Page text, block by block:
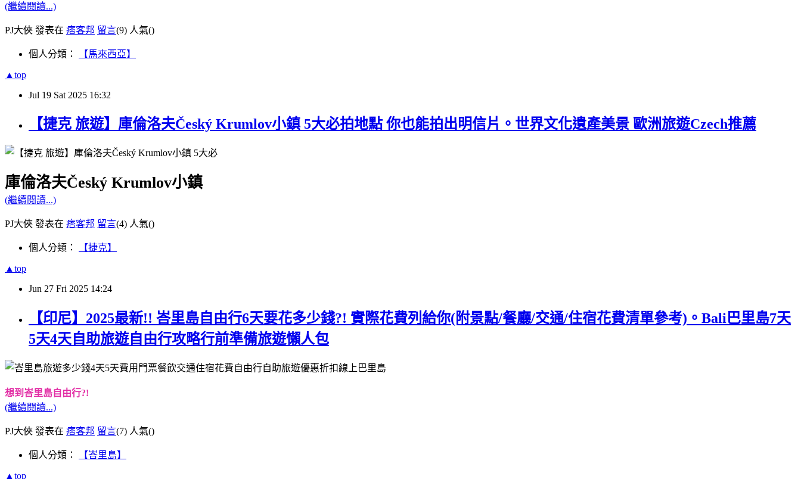
(繼續閱讀...)
PJ大俠 發表在 痞客邦 留言(9) 人氣()
個人分類： 【馬來西亞】
▲top
Jul 19 Sat 2025 16:32
【捷克 旅遊】庫倫洛夫Český Krumlov小鎮 5大必拍地點 你也能拍出明信片。世界文化遺產美景 歐洲旅遊Czech推薦
庫倫洛夫Český Krumlov小鎮
(繼續閱讀...)
PJ大俠 發表在 痞客邦 留言(4) 人氣()
個人分類： 【捷克】
▲top
Jun 27 Fri 2025 14:24
【印尼】2025最新!! 峇里島自由行6天要花多少錢?! 實際花費列給你(附景點/餐廳/交通/住宿花費清單參考)。Bali巴里島7天
5天4天自助旅遊自由行攻略行前準備旅遊懶人包
想到峇里島自由行?!
(繼續閱讀...)
PJ大俠 發表在 痞客邦 留言(7) 人氣()
個人分類： 【峇里島】
▲top